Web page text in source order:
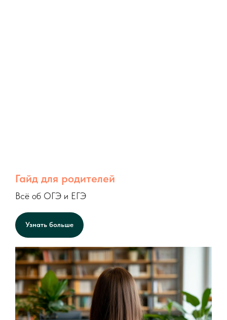
Гайд для родителей
Всё об ОГЭ и ЕГЭ
Узнать больше